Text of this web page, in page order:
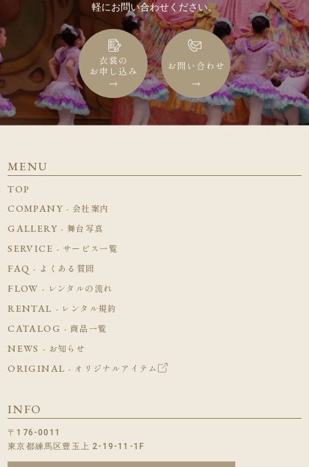
軽にお問い合わせください。
MENU
TOP
COMPANY - 会社案内
GALLERY - 舞台写真
SERVICE - サービス一覧
FAQ - よくある質問
FLOW - レンタルの流れ
RENTAL - レンタル規約
CATALOG - 商品一覧
NEWS - お知らせ
ORIGINAL - オリジナルアイテム
INFO
〒176-0011
東京都練馬区豊玉上 2-19-11-1F